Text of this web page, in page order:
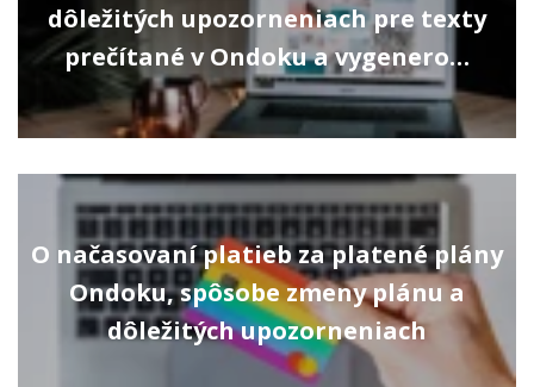
dôležitých upozorneniach pre texty
prečítané v Ondoku a vygenero…
O načasovaní platieb za platené plány
Ondoku, spôsobe zmeny plánu a
dôležitých upozorneniach